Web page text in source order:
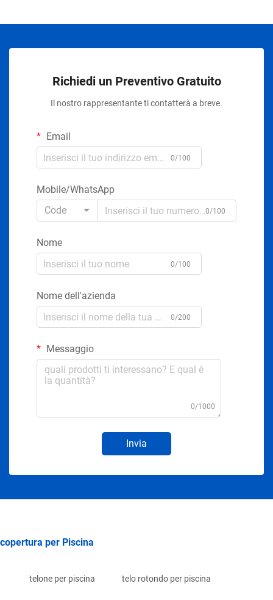
Richiedi un Preventivo Gratuito
Il nostro rappresentante ti contatterà a breve.
Email
0/100
Mobile/WhatsApp
Code
0/100
Nome
0/100
Nome dell'azienda
0/200
Messaggio
0/1000
Invia
copertura per Piscina
telone per piscina telo rotondo per piscina